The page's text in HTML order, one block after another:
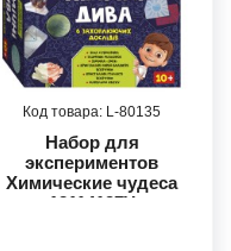
80135
Набор для
экспериментов
Химические чудеса
12114127У